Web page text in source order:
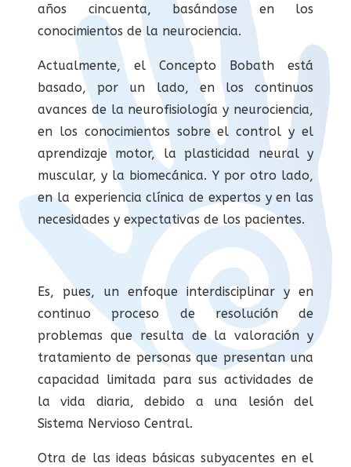
años cincuenta, basándose en los
conocimientos de la neurociencia.
Actualmente, el Concepto Bobath está
basado, por un lado, en los continuos
avances de la neurofisiología y neurociencia,
en los conocimientos sobre el control y el
aprendizaje motor, la plasticidad neural y
muscular, y la biomecánica. Y por otro lado,
en la experiencia clínica de expertos y en las
necesidades y expectativas de los pacientes.
Es, pues, un enfoque interdisciplinar y en
continuo proceso de resolución de
problemas que resulta de la valoración y
tratamiento de personas que presentan una
capacidad limitada para sus actividades de
la vida diaria, debido a una lesión del
Sistema Nervioso Central.
Otra de las ideas básicas subyacentes en el